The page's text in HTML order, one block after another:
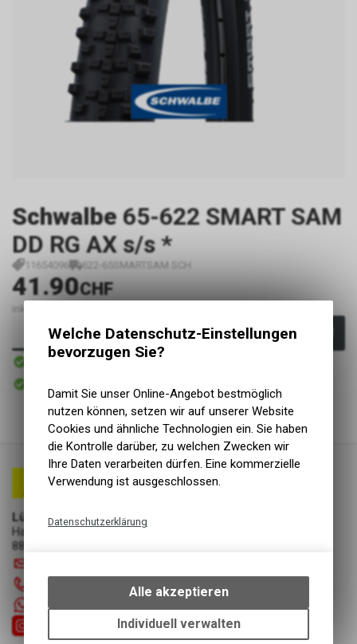
Schwalbe 65-622 SMART SAM
DD RG AX s/s *
11654096 622-65SMARTSAM SCH
41.90CHF
inkl. MwSt., zzgl.
In den Warenkorb
Sofort verfügbar
Abholung Lüscher Motor- & Bike World
Lüscher Motor- & Bike World
Hauptstrasse 29a
8867 Niederurnen
+41 55 6103131
Welche Datenschutz-Einstellungen
bevorzugen Sie?
Damit Sie unser Online-Angebot bestmöglich
nutzen können, setzen wir auf unserer Website
Cookies und ähnliche Technologien ein. Sie haben
die Kontrolle darüber, zu welchen Zwecken wir
Ihre Daten verarbeiten dürfen. Eine kommerzielle
Verwendung ist ausgeschlossen.
Datenschutzerklärung
bestimmte Interaktionen und
Einstellungen auf Ihrem Gerät,
um die grundlegenden
Funktionen unseres Online-
Alle akzeptieren
Individuell verwalten